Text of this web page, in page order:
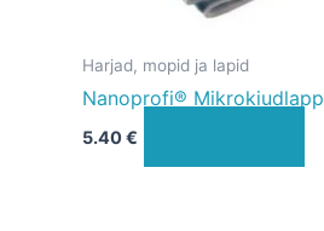
Harjad, mopid ja lapid
Nanoprofi® Mikrokiudlapp
5.40€